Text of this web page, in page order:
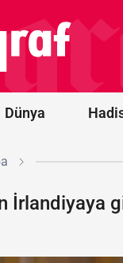
Dünya
İrlandiyaya